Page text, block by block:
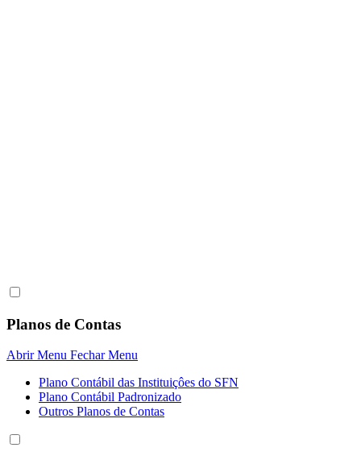
Planos de Contas
Abrir Menu Fechar Menu
Plano Contábil das Instituiçôes do SFN
Plano Contábil Padronizado
Outros Planos de Contas